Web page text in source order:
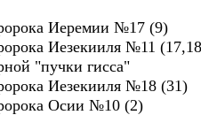
Иеремии №17 (9)
Иезекииля №11
"пучки гисса"
Иезекииля №18
Осии №10 (2)